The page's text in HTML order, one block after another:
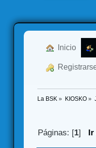
Inicio
La BSK » KIOSKO»
Páginas: [1]